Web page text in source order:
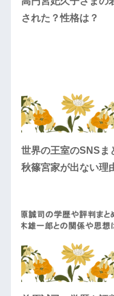
された？性格は？
世界の王室のSNSま
秋篠宮家が出ない理